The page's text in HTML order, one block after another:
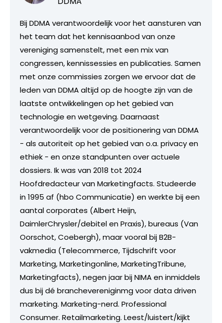
Bij DDMA verantwoordelijk voor het aansturen van
het team dat het kennisaanbod van onze
vereniging samenstelt, met een mix van
congressen, kennissessies en publicaties. Samen
met onze commissies zorgen we ervoor dat de
leden van DDMA altijd op de hoogte zijn van de
laatste ontwikkelingen op het gebied van
technologie en wetgeving. Daarnaast
verantwoordelijk voor de positionering van DDMA
- als autoriteit op het gebied van o.a. privacy en
ethiek - en onze standpunten over actuele
dossiers. Ik was van 2018 tot 2024
Hoofdredacteur van Marketingfacts. Studeerde
in 1995 af (hbo Communicatie) en werkte bij een
aantal corporates (Albert Heijn,
DaimlerChrysler/debitel en Praxis), bureaus (Van
Oorschot, Coebergh), maar vooral bij B2B-
vakmedia (Telecommerce, Tijdschrift voor
Marketing, Marketingonline, MarketingTribune,
Marketingfacts), negen jaar bij NIMA en inmiddels
dus bij dé branchevereniginmg voor data driven
marketing. Marketing-nerd. Professional
Consumer. Retailmarketing. Leest/luistert/kijkt